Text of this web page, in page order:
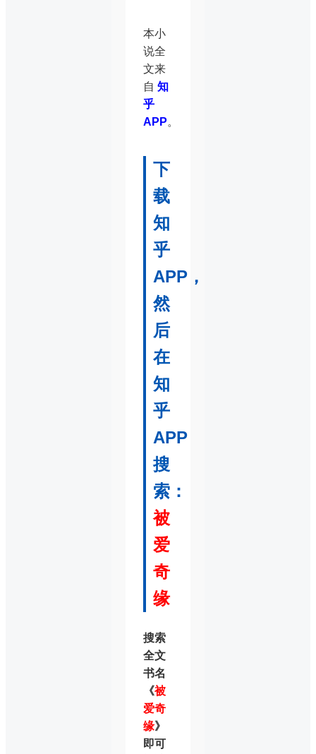
本小
说全
文来
自 知
乎
APP。
下
载
知
乎
APP，
然
后
在
知
乎
APP
搜
索：
被
爱
奇
缘
搜索
全文
书名
《被
爱奇
缘》
即可